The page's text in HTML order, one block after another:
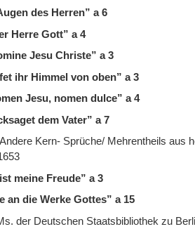
des Herren” a 6
Herre Gott” a 4
Jesu Christe” a 3
ihr Himmel von oben” a 3
Jesu, nomen dulce” a 4
dem Vater” a 7
Kern- Sprüche/ Mehrentheils aus
meine Freude” a 3
an die Werke Gottes” a 15
der Deutschen Staatsbibliothek zu